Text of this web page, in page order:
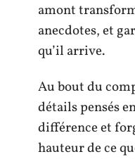
amont
anecdotes, et
qu’il arrive.
Au bout du
détails pensés
différence et
hauteur de ce